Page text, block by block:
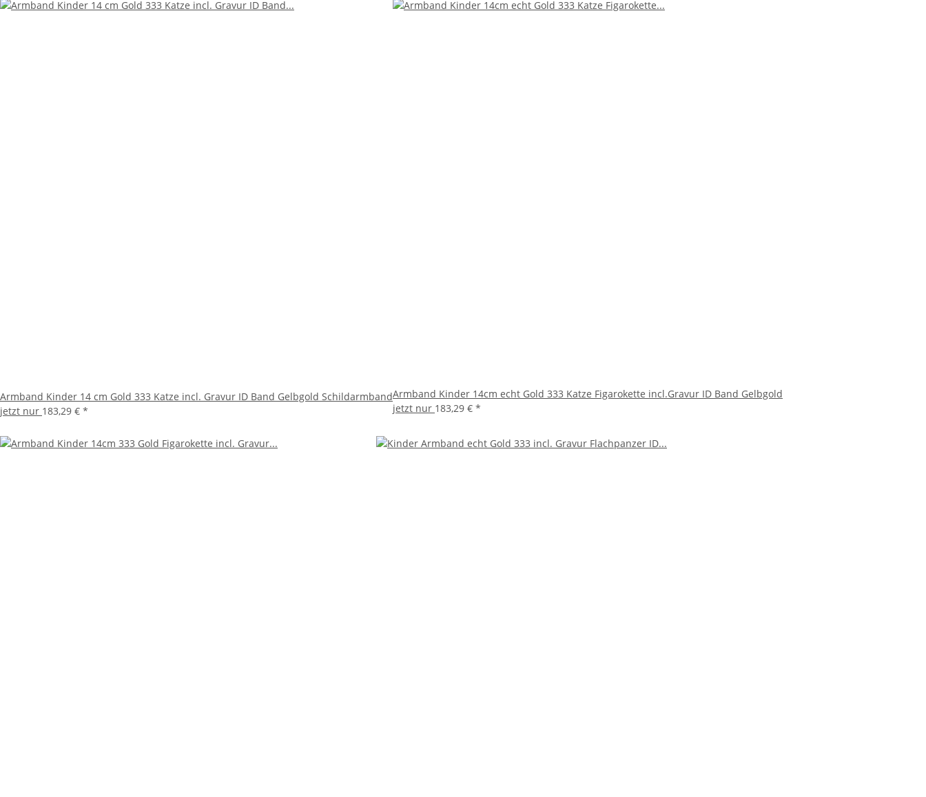
Armband Kinder 14 cm Gold 333 Katze incl. Gravur ID Band Gelbgold Schildarmband
jetzt nur 183,29 € *
Armband Kinder 14cm echt Gold 333 Katze Figarokette incl.Gravur ID Band Gelbgold
jetzt nur 183,29 € *